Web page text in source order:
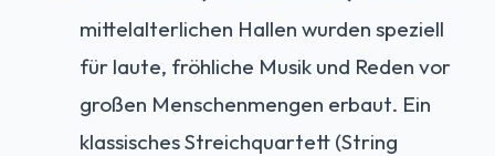
mittelalterlichen Hallen wurden speziell
für laute, fröhliche Musik und Reden vor
großen Menschenmengen erbaut. Ein
klassisches Streichquartett (String